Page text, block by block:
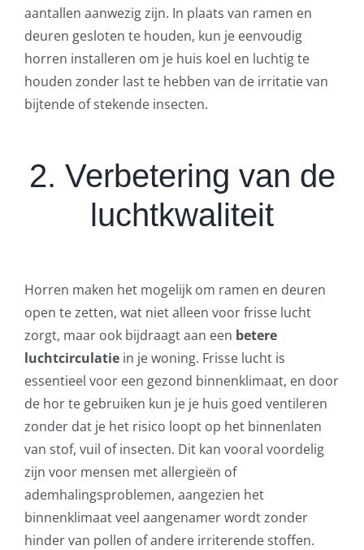
aantallen aanwezig zijn. In plaats van ramen en
deuren gesloten te houden, kun je eenvoudig
horren installeren om je huis koel en luchtig te
houden zonder last te hebben van de irritatie van
bijtende of stekende insecten.
2. Verbetering van de
luchtkwaliteit
Horren maken het mogelijk om ramen en deuren
open te zetten, wat niet alleen voor frisse lucht
zorgt, maar ook bijdraagt aan een betere
luchtcirculatiein je woning. Frisse lucht is
essentieel voor een gezond binnenklimaat, en door
de hor te gebruiken kun je je huis goed ventileren
zonder dat je het risico loopt op het binnenlaten
van stof, vuil of insecten. Dit kan vooral voordelig
zijn voor mensen met allergieën of
ademhalingsproblemen, aangezien het
binnenklimaat veel aangenamer wordt zonder
hinder van pollen of andere irriterende stoffen.